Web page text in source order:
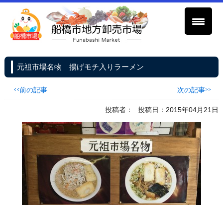
元祖市場名物 揚げモチ入りラーメン
<<前の記事 次の記事>>
投稿者： 投稿日：2015年04月21日